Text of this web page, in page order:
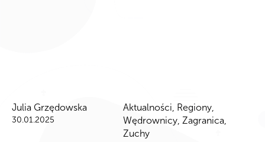
Julia Grzędowska
30.01.2025
Aktualności Regiony
Wędrownicy Zagranica
Zuchy